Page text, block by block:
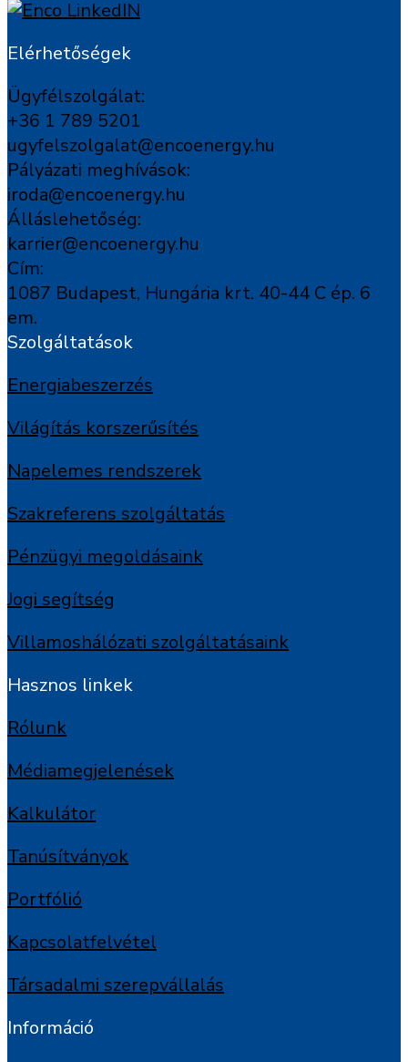
Elérhetőségek
Ügyfélszolgálat:
+36 1 789 5201
ugyfelszolgalat@encoenergy.hu
Pályázati meghívások:
iroda@encoenergy.hu
Álláslehetőség:
karrier@encoenergy.hu
Cím:
1087 Budapest, Hungária krt. 40-44 C ép. 6
em.
Szolgáltatások
Energiabeszerzés
Világítás korszerűsítés
Napelemes rendszerek
Szakreferens szolgáltatás
Pénzügyi megoldásaink
Jogi segítség
Villamoshálózati szolgáltatásaink
Hasznos linkek
Rólunk
Médiamegjelenések
Kalkulátor
Tanúsítványok
Portfólió
Kapcsolatfelvétel
Társadalmi szerepvállalás
Információ